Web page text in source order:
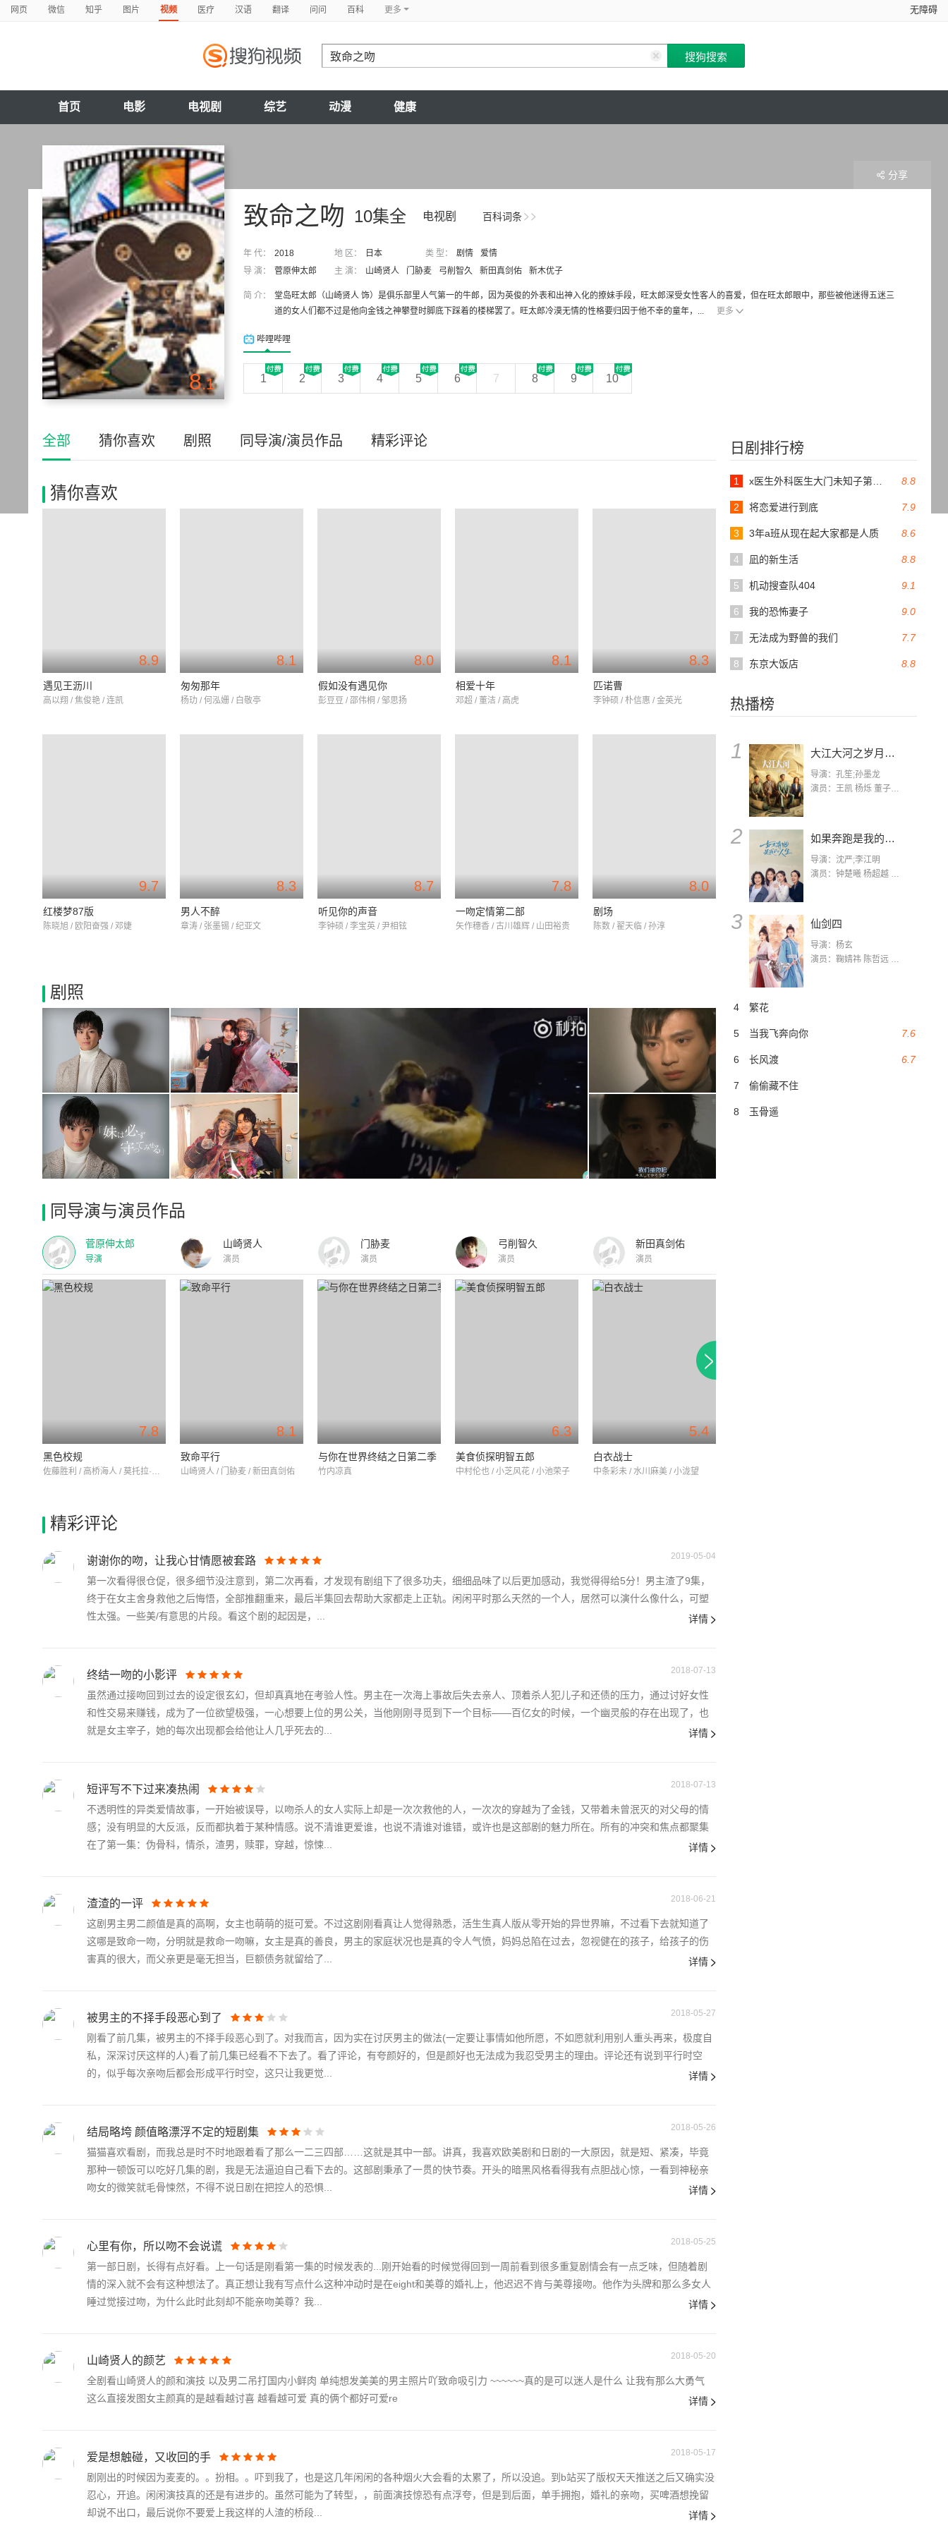
网页 微信 知乎 图片 视频 医疗 汉语 翻译 问问 百科 更多 无障碍
首页 电影 电视剧 综艺 动漫 健康
8.1
百科词条
10集全 电视剧
致命之吻
年 代： 2018 地 区： 日本 类 型： 剧情
爱情
导 演：
菅原伸太郎 主 演： 山崎贤人 门胁麦 弓削智久 新田真剑佑 新木优子
简 介：
堂岛旺太郎（山崎贤人 饰）是俱乐部里人气第一的牛郎，因为英俊的外表和出神入化的撩妹手段，旺太郎深受女性客人的喜爱，但在旺太郎眼中，那些被他迷得五迷三
道的女人们都不过是他向金钱之神攀登时脚底下踩着的楼梯罢了。旺太郎冷漠无情的性格要归因于他不幸的童年，...
更多
哔哩哔哩
1 2 3 4 5 6 7 8 9 10
分享
日剧排行榜
8.8
1
7.9
2 将恋爱进行到底
8.6
3 3年a班从现在起大家都是人质
8.8
4 凪的新生活
9.1
5 机动搜查队404
9.0
6 我的恐怖妻子
7.7
7 无法成为野兽的我们
8.8
8 东京大饭店
热播榜
1 大江大河之岁月如歌
导演：孔笙;孙墨龙
演员：王凯 杨烁 董子健 杨采钰 张佳宁 练练 林栋甫 房子斌
2 如果奔跑是我的人生
导演：沈严;李江明
演员：钟楚曦 杨超越 许娣 陈小艺 侯雯元 宋洋 王宥钧 李添诺
3 仙剑四
导演：杨玄
演员：鞠婧祎 陈哲远 茅子俊 毛晓慧 王媛可 张志浩 林枫松 张帆（演员）
4 繁花
7.6
5 当我飞奔向你
6.7
6 长风渡
7 偷偷藏不住
8 玉骨遥
全部 猜你喜欢 剧照 同导演/演员作品 精彩评论
猜你喜欢
8.9
遇见王沥川
高以翔 / 焦俊艳 / 连凯
8.1
匆匆那年
杨玏 / 何泓姗 / 白敬亭
8.0
假如没有遇见你
彭豆豆 / 邵伟桐 / 邹思扬
8.1
相爱十年
邓超 / 董洁 / 高虎
8.3
匹诺曹
李钟硕 / 朴信惠 / 金英光
9.7
红楼梦87版
陈晓旭 / 欧阳奋强 / 邓婕
8.3
男人不醉
章涛 / 张墨锡 / 纪亚文
8.7
听见你的声音
李钟硕 / 李宝英 / 尹相铉
7.8
一吻定情第二部
矢作穗香 / 古川雄辉 / 山田裕贵
8.0
剧场
陈数 / 翟天临 / 孙淳
剧照
同导演与演员作品
菅原伸太郎
导演
山崎贤人
演员
门胁麦
演员
弓削智久
演员
新田真剑佑
演员
7.8
黑色校规
佐藤胜利 / 高桥海人 / 莫托拉·世理奈
8.1
致命平行
山崎贤人 / 门胁麦 / 新田真剑佑
与你在世界终结之日第二季
竹内凉真
6.3
美食侦探明智五郎
中村伦也 / 小芝风花 / 小池荣子
5.4
白衣战士
中条彩未 / 水川麻美 / 小泷望
精彩评论
谢谢你的吻，让我心甘情愿被套路 2019-05-04
第一次看得很仓促，很多细节没注意到，第二次再看，才发现有剧组下了很多功夫，细细品味了以后更加感动，我觉得得给5分！男主渣了9集，
终于在女主舍身救他之后悔悟，全部推翻重来，最后半集回去帮助大家都走上正轨。闲闲平时那么天然的一个人，居然可以演什么像什么，可塑
性太强。一些美/有意思的片段。看这个剧的起因是，...
详情
终结一吻的小影评 2018-07-13
虽然通过接吻回到过去的设定很玄幻，但却真真地在考验人性。男主在一次海上事故后失去亲人、顶着杀人犯儿子和还债的压力，通过讨好女性
和性交易来赚钱，成为了一位欲望极强，一心想要上位的男公关，当他刚刚寻觅到下一个目标——百亿女的时候，一个幽灵般的存在出现了，也
就是女主宰子，她的每次出现都会给他让人几乎死去的...
详情
短评写不下过来凑热闹 2018-07-13
不透明性的异类爱情故事，一开始被误导，以吻杀人的女人实际上却是一次次救他的人，一次次的穿越为了金钱，又带着未曾泯灭的对父母的情
感；没有明显的大反派，反而都执着于某种情感。说不清谁更爱谁，也说不清谁对谁错，或许也是这部剧的魅力所在。所有的冲突和焦点都聚集
在了第一集：伪骨科，情杀，渣男，赎罪，穿越，惊悚...
详情
渣渣的一评 2018-06-21
这剧男主男二颜值是真的高啊，女主也萌萌的挺可爱。不过这剧刚看真让人觉得熟悉，活生生真人版从零开始的异世界嘛，不过看下去就知道了
这哪是致命一吻，分明就是救命一吻嘛，女主是真的善良，男主的家庭状况也是真的令人气愤，妈妈总陷在过去，忽视健在的孩子，给孩子的伤
害真的很大，而父亲更是毫无担当，巨额债务就留给了...
详情
被男主的不择手段恶心到了 2018-05-27
刚看了前几集，被男主的不择手段恶心到了。对我而言，因为实在讨厌男主的做法(一定要让事情如他所愿，不如愿就利用别人重头再来，极度自
私，深深讨厌这样的人)看了前几集已经看不下去了。看了评论，有夸颜好的，但是颜好也无法成为我忍受男主的理由。评论还有说到平行时空
的，似乎每次亲吻后都会形成平行时空，这只让我更觉...
详情
结局略垮 颜值略漂浮不定的短剧集 2018-05-26
猫猫喜欢看剧，而我总是时不时地跟着看了那么一二三四部……这就是其中一部。讲真，我喜欢欧美剧和日剧的一大原因，就是短、紧凑，毕竟
那种一顿饭可以吃好几集的剧，我是无法逼迫自己看下去的。这部剧秉承了一贯的快节奏。开头的暗黑风格看得我有点胆战心惊，一看到神秘亲
吻女的微笑就毛骨悚然，不得不说日剧在把控人的恐惧...
详情
心里有你，所以吻不会说谎 2018-05-25
第一部日剧，长得有点好看。上一句话是刚看第一集的时候发表的...刚开始看的时候觉得回到一周前看到很多重复剧情会有一点乏味，但随着剧
情的深入就不会有这种想法了。真正想让我有写点什么这种冲动时是在eight和美尊的婚礼上，他迟迟不肯与美尊接吻。他作为头牌和那么多女人
睡过觉接过吻，为什么此时此刻却不能亲吻美尊？我...
详情
山崎贤人的颜艺 2018-05-20
全剧看山崎贤人的颜和演技 以及男二吊打国内小鲜肉 单纯想发美美的男主照片吖致命吸引力 ~~~~~~真的是可以迷人是什么 让我有那么大勇气
这么直接发图女主颜真的是越看越讨喜 越看越可爱 真的俩个都好可爱re
详情
爱是想触碰，又收回的手 2018-05-17
剧刚出的时候因为麦麦的。。扮相。。吓到我了，也是这几年闲闲的各种烟火大会看的太累了，所以没追。到b站买了版权天天推送之后又确实没
忍心，开追。闲闲演技真的还是有进步的。虽然可能为了转型，，前面演技惊恐有点浮夸，但是到后面，单手拥抱，婚礼的亲吻，买啤酒想挽留
却说不出口，最后说你不要爱上我这样的人渣的桥段...
详情